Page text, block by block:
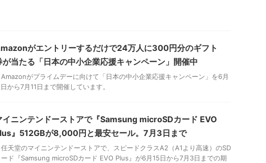
がエントリーするだけで24万人に300円分のギフト
が当たる「日本の中小企業応援キャンペーン」開催中
がプライムデーに向けて「日本の中小企業応援キャンペーン」を6月
日から7月11日まで開催しています。
イニンテンドーストアで『Samsung microSDカード EVO
』512GBが8,000円と最安セール。7月3日まで
堂のマイニンテンドーストアで、スピードクラスA2（A1より高速）のSD
ド『Samsung microSDカード EVO Plus』が6月15日から7月3日までの期